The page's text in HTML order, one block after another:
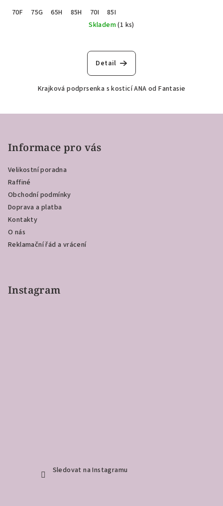
70F
75G 65H 85H 70I
85I
Skladem(1 ks)
Detail
Krajková podprsenka s kosticí ANA od Fantasie
Informace pro vás
Velikostní poradna
Raffiné
Obchodní podmínky
Doprava a platba
Kontakty
O nás
Reklamační řád a vrácení
Instagram
Sledovat na Instagramu